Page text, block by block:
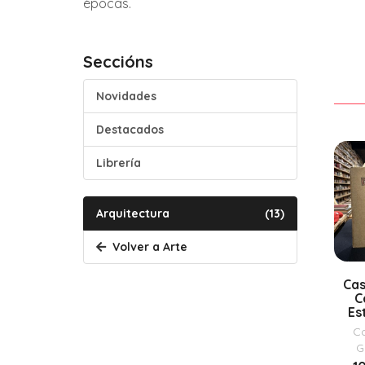
épocas.
Seccións
Novidades
Destacados
Librería
Arquitectura (13)
Volver a Arte